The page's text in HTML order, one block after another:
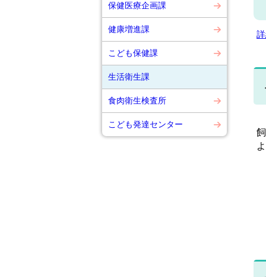
保健医療企画課
健康増進課
こども保健課
生活衛生課
食肉衛生検査所
こども発達センター